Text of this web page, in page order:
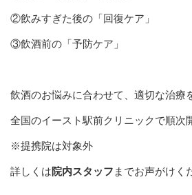
②飲みすぎた後の「回復ケア」
③飲酒前の「予防ケア」
飲酒のお悩みに合わせて、適切な治療
全国のイースト駅前クリニックで順次
※提携院は対象外
詳しくは院内スタッフ までお声がけく